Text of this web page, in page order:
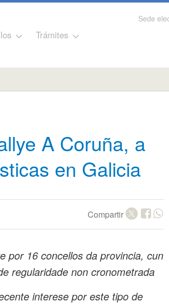
Sede
Trámites
A Coruña, a
en Galicia
Compartir
por 16 concellos da provincia, cun
regularidade non cronometrada
interese por este tipo de